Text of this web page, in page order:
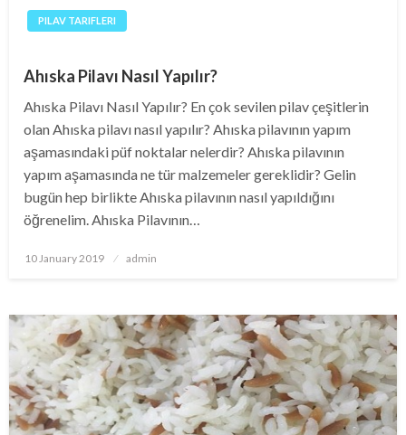
PILAV TARIFLERI
Ahıska Pilavı Nasıl Yapılır?
Ahıska Pilavı Nasıl Yapılır? En çok sevilen pilav çeşitlerin
olan Ahıska pilavı nasıl yapılır? Ahıska pilavının yapım
aşamasındaki püf noktalar nelerdir? Ahıska pilavının
yapım aşamasında ne tür malzemeler gereklidir? Gelin
bugün hep birlikte Ahıska pilavının nasıl yapıldığını
öğrenelim. Ahıska Pilavının…
Posted
10 January 2019 admin